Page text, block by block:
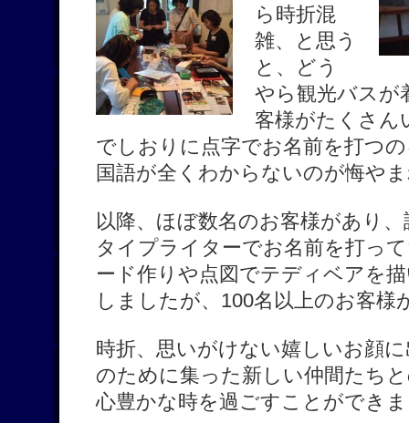
ら時折混
雑、と思う
と、どう
やら観光バスが
客様がたくさん
でしおりに点字でお名前を打つ
国語が全くわからないのが悔や
以降、ほぼ数名のお客様があり
タイプライターでお名前を打っ
ード作りや点図でテディベアを
しましたが、100名以上のお客
時折、思いがけない嬉しいお顔
のために集った新しい仲間たち
心豊かな時を過ごすことができ